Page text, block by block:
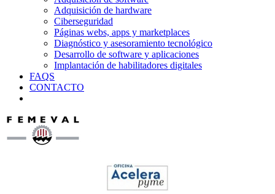
Adquisición de hardware
Ciberseguridad
Páginas webs, apps y marketplaces
Diagnóstico y asesoramiento tecnológico
Desarrollo de software y aplicaciones
Implantación de habilitadores digitales
FAQS
CONTACTO